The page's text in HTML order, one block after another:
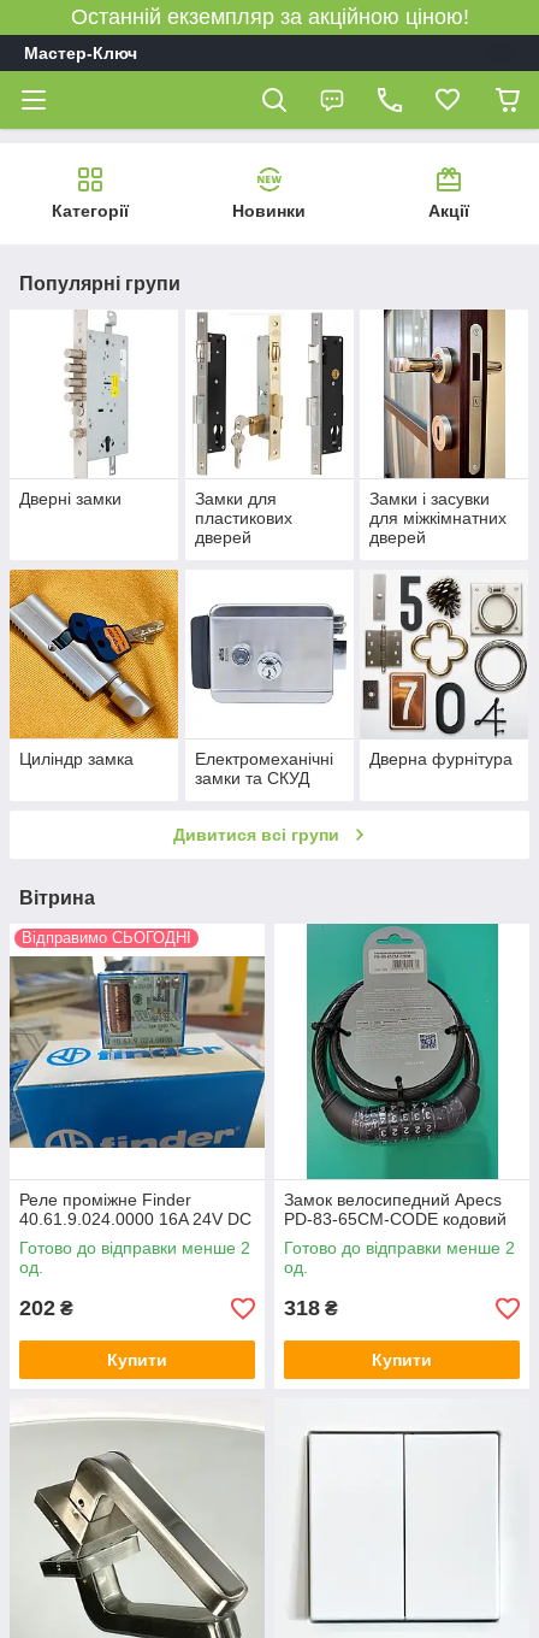
Останній екземпляр за акційною ціною!
Мастер-Ключ
Категорії Новинки Акції
Популярні групи
Дверні замки
Замки для
пластикових
дверей
Замки і засувки
для міжкімнатних
дверей
Циліндр замка
Електромеханічні
замки та СКУД
Дверна фурнітура
Дивитися всі групи
Вітрина
Відправимо СЬОГОДНІ
Реле проміжне Finder
40.61.9.024.0000 16A 24V DC
Готово до відправки менше 2
од.
202 ₴
Купити
Замок велосипедний Apecs
PD-83-65СМ-CODE кодовий
Готово до відправки менше 2
од.
318 ₴
Купити